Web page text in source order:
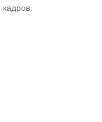
кадров.